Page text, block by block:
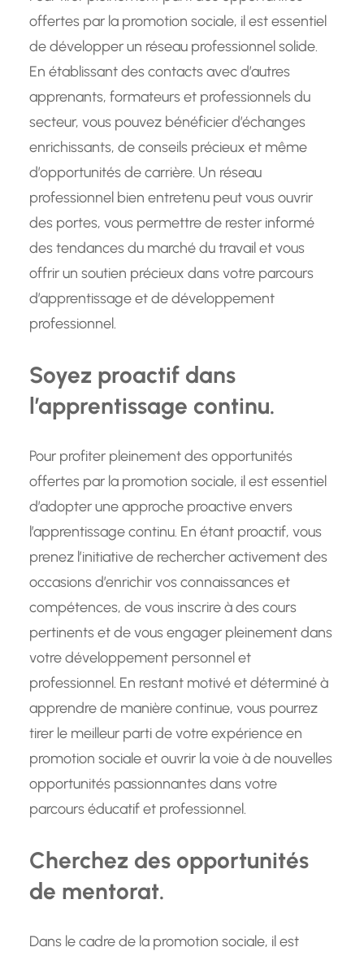
offertes par la promotion sociale, il est essentiel
de développer un réseau professionnel solide.
En établissant des contacts avec d’autres
apprenants, formateurs et professionnels du
secteur, vous pouvez bénéficier d’échanges
enrichissants, de conseils précieux et même
d’opportunités de carrière. Un réseau
professionnel bien entretenu peut vous ouvrir
des portes, vous permettre de rester informé
des tendances du marché du travail et vous
offrir un soutien précieux dans votre parcours
d’apprentissage et de développement
professionnel.
Soyez proactif dans
l’apprentissage continu.
Pour profiter pleinement des opportunités
offertes par la promotion sociale, il est essentiel
d’adopter une approche proactive envers
l’apprentissage continu. En étant proactif, vous
prenez l’initiative de rechercher activement des
occasions d’enrichir vos connaissances et
compétences, de vous inscrire à des cours
pertinents et de vous engager pleinement dans
votre développement personnel et
professionnel. En restant motivé et déterminé à
apprendre de manière continue, vous pourrez
tirer le meilleur parti de votre expérience en
promotion sociale et ouvrir la voie à de nouvelles
opportunités passionnantes dans votre
parcours éducatif et professionnel.
Cherchez des opportunités
de mentorat.
Dans le cadre de la promotion sociale, il est